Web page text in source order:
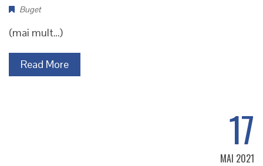
Buget
(mai mult…)
Read More
17
MAI 2021